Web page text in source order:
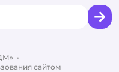
•
сайтом